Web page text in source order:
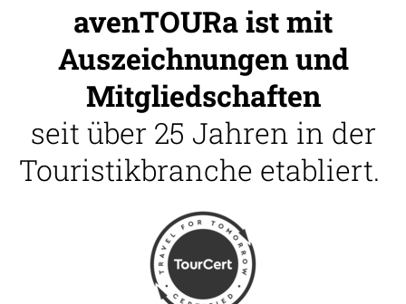
avenTOURa ist mit
Auszeichnungen und
Mitgliedschaften
seit über 25 Jahren in der
Touristikbranche etabliert.